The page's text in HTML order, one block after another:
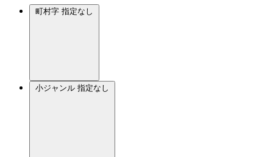
町村字 指定なし
小ジャンル 指定なし